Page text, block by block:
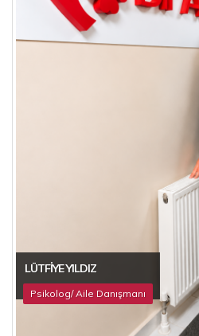
LÜTFIYE YILDIZ
Psikolog/ Aile Danışmanı